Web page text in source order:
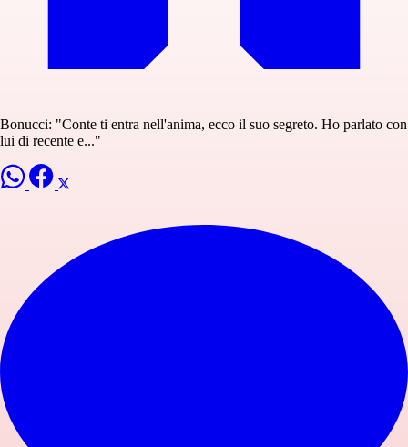
Bonucci: "Conte ti entra nell'anima, ecco il suo segreto. Ho parlato con
lui di recente e..."